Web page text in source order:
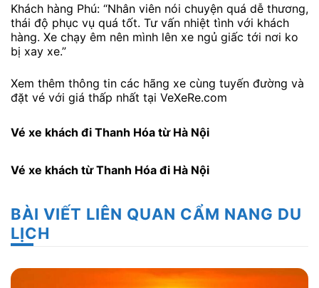
Khách hàng Phú: “Nhân viên nói chuyện quá dễ thương,
thái độ phục vụ quá tốt. Tư vấn nhiệt tình với khách
hàng. Xe chạy êm nên mình lên xe ngủ giấc tới nơi ko
bị xay xe.”
Xem thêm thông tin các hãng xe cùng tuyến đường và
đặt vé với giá thấp nhất tại VeXeRe.com
Vé xe khách đi Thanh Hóa từ Hà Nội
Vé xe khách từ Thanh Hóa đi Hà Nội
BÀI VIẾT LIÊN QUAN CẨM NANG DU
LỊCH